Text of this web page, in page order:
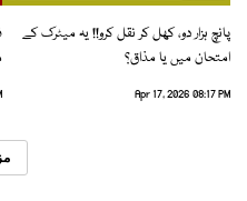
پانچ ہزار دو، کھل کر نقل کرو!! یہ میٹرک کے
امتحان میں یا مذاق؟
Apr 17, 2026 08:17 PM